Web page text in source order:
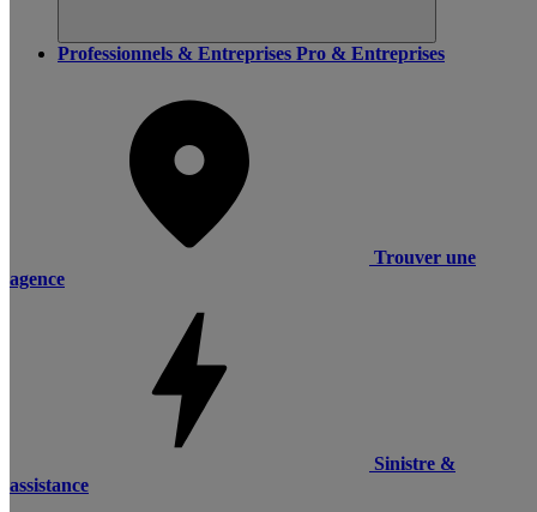
Professionnels & Entreprises Pro & Entreprises
Trouver une
agence
Sinistre &
assistance